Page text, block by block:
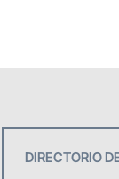
DIRECTORIO